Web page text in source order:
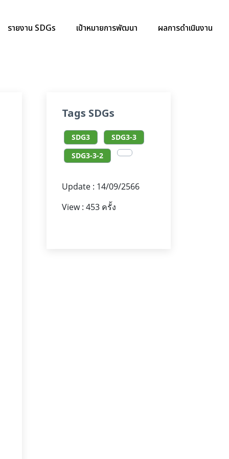
รายงาน SDGs เป้าหมายการพัฒนา ผลการดำเนินงาน
Tags SDGs
SDG3
SDG3-3
SDG3-3-2
Update : 14/09/2566
View : 453 ครั้ง